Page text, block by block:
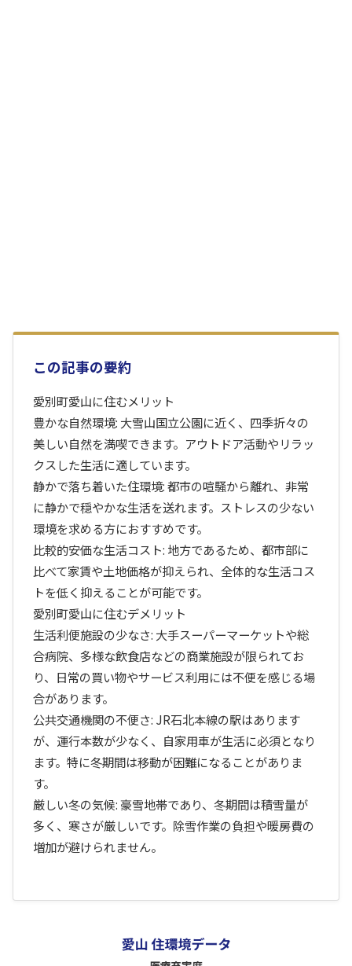
この記事の要約
愛別町愛山に住むメリット
豊かな自然環境: 大雪山国立公園に近く、四季折々の
美しい自然を満喫できます。アウトドア活動やリラッ
クスした生活に適しています。
静かで落ち着いた住環境: 都市の喧騒から離れ、非常
に静かで穏やかな生活を送れます。ストレスの少ない
環境を求める方におすすめです。
比較的安価な生活コスト: 地方であるため、都市部に
比べて家賃や土地価格が抑えられ、全体的な生活コス
トを低く抑えることが可能です。
愛別町愛山に住むデメリット
生活利便施設の少なさ: 大手スーパーマーケットや総
合病院、多様な飲食店などの商業施設が限られてお
り、日常の買い物やサービス利用には不便を感じる場
合があります。
公共交通機関の不便さ: JR石北本線の駅はあります
が、運行本数が少なく、自家用車が生活に必須となり
ます。特に冬期間は移動が困難になることがありま
す。
厳しい冬の気候: 豪雪地帯であり、冬期間は積雪量が
多く、寒さが厳しいです。除雪作業の負担や暖房費の
増加が避けられません。